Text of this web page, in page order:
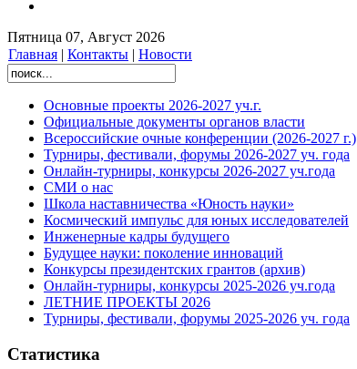
Пятница 07, Август 2026
Главная | Контакты | Новости
Основные проекты 2026-2027 уч.г.
Официальные документы органов власти
Всероссийские очные конференции (2026-2027 г.)
Турниры, фестивали, форумы 2026-2027 уч. года
Онлайн-турниры, конкурсы 2026-2027 уч.года
СМИ о нас
Школа наставничества «Юность науки»
Космический импульс для юных исследователей
Инженерные кадры будущего
Будущее науки: поколение инноваций
Конкурсы президентских грантов (архив)
Онлайн-турниры, конкурсы 2025-2026 уч.года
ЛЕТНИЕ ПРОЕКТЫ 2026
Турниры, фестивали, форумы 2025-2026 уч. года
Статистика